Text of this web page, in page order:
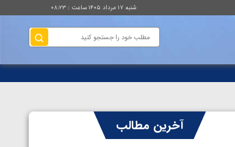
شنبه ۱۷ مرداد ۱۴۰۵ ساعت : ۰۸:۲۳
آخرین مطالب